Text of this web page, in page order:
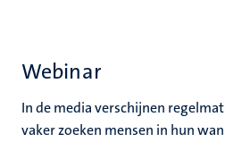
Webinar
In de media verschijnen
vaker zoeken mensen in hun